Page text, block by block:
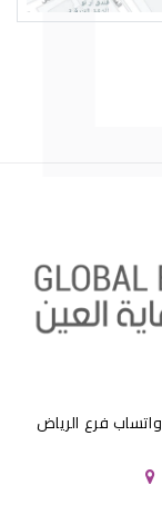
واتساب فرع الرياض